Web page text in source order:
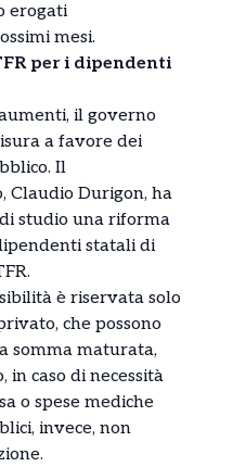
erogati
mesi.
per i dipendenti
il governo
a favore dei
Il
Claudio Durigon, ha
studio una riforma
statali di
è riservata solo
che possono
somma maturata,
in caso di necessità
o spese mediche
invece, non